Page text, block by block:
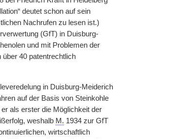
deutet schon auf sein
Nachrufen zu lesen ist.)
(GfT) in Duisburg-
und mit Problemen der
40 patentrechtlich
in Duisburg-Meiderich
auf der Basis von Steinkohle
als erster die Möglichkeit der
weshalb M. 1934 zur GfT
wirtschaftlich